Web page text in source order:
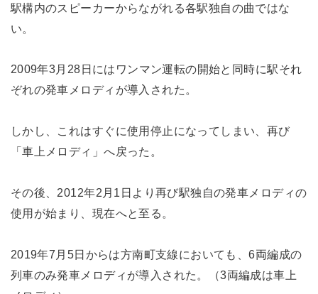
駅構内のスピーカーからながれる各駅独自の曲ではな
い。
2009年3月28日にはワンマン運転の開始と同時に駅それ
ぞれの発車メロディが導入された。
しかし、これはすぐに使用停止になってしまい、再び
「車上メロディ」へ戻った。
その後、2012年2月1日より再び駅独自の発車メロディの
使用が始まり、現在へと至る。
2019年7月5日からは方南町支線においても、6両編成の
列車のみ発車メロディが導入された。（3両編成は車上